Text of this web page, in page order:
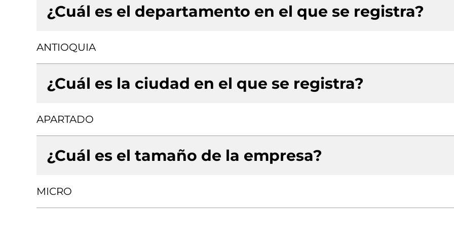
¿Cuál es el departamento en el que se registra?
ANTIOQUIA
¿Cuál es la ciudad en el que se registra?
APARTADO
¿Cuál es el tamaño de la empresa?
MICRO